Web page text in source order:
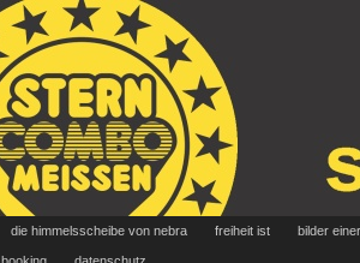
die himmelsscheibe von nebra freiheit ist bilder